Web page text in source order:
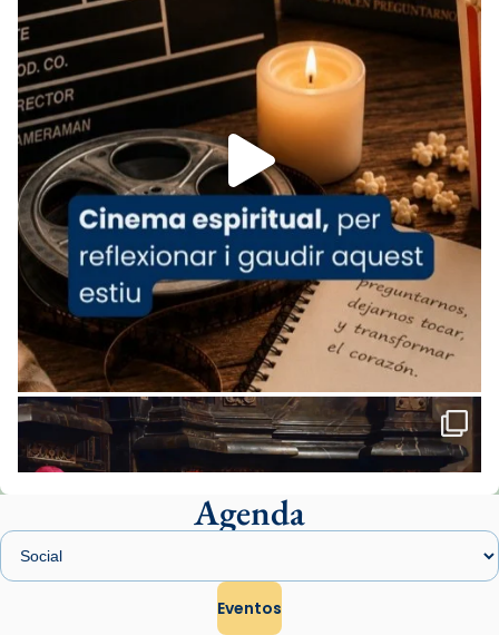
Arquebisbat de Barcelonais at Catedral
de Barcelona.
1 week ago
Aquest dilluns, 27 de juliol, ha tingut lloc la
missa d’acció de gràcies en agraïment al
comitè organitzador de la visita apostòlica
del Sant Pare Lleó XIV a Barcelona, i als
col·laboradors, a la Catedral de Barcelona.
L’arquebisbe de Barcelona, el cardenal Joan
Josep Omella, ha presidit la missa i l’ha
concelebrat el bisbe auxiliar de Barcelona,
Mons. David Abadías.
📸 Dr. G. Simón
Foto
View on Facebook Share
Arquebisbat de Barcelona
1 week ago
Memòria de les santes Juliana i
Semproniana, verges i màrtirs.
Agenda
Eventos